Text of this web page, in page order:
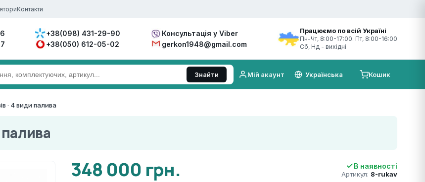
Контакти
+38(098) 431-29-90
+38(050) 612-05-02
Консультація у Viber
gerkon1948@gmail.com
Працюємо по всій Україні
Пн-Чт, 8:00-17:00. Пт, 8:00-16:00
Сб, Нд - вихідні
Знайти Мій акаунт Кошик
· 4 види палива
348 000 грн. В наявності
Артикул: 8-rukav